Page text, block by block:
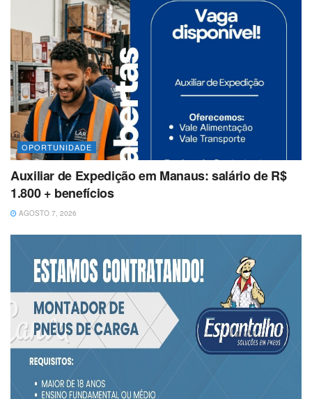
OPORTUNIDADE
Auxiliar de Expedição em Manaus: salário de R$
1.800 + benefícios
AGOSTO 7, 2026